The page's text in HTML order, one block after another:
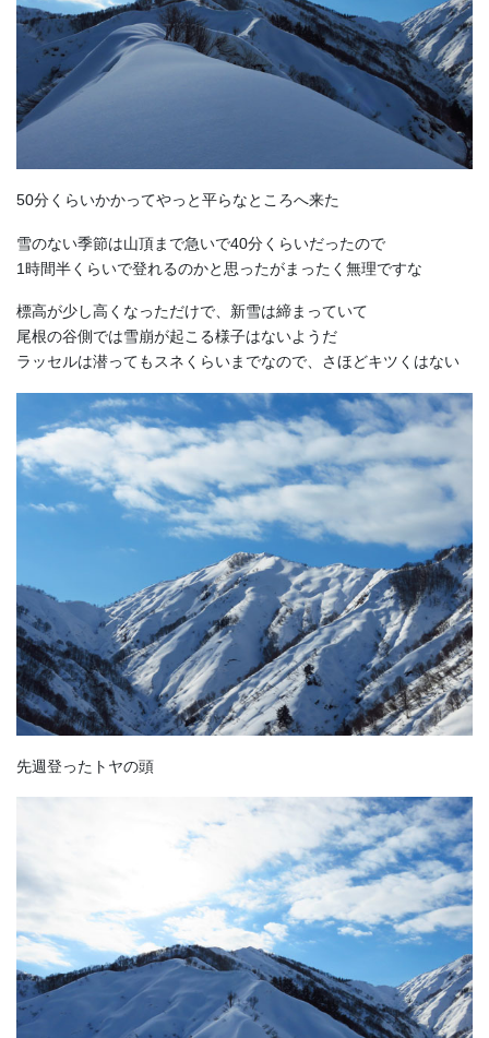
50分くらいかかってやっと平らなところへ来た
雪のない季節は山頂まで急いで40分くらいだったので
1時間半くらいで登れるのかと思ったがまったく無理ですな
標高が少し高くなっただけで、新雪は締まっていて
尾根の谷側では雪崩が起こる様子はないようだ
ラッセルは潜ってもスネくらいまでなので、さほどキツくはない
先週登ったトヤの頭